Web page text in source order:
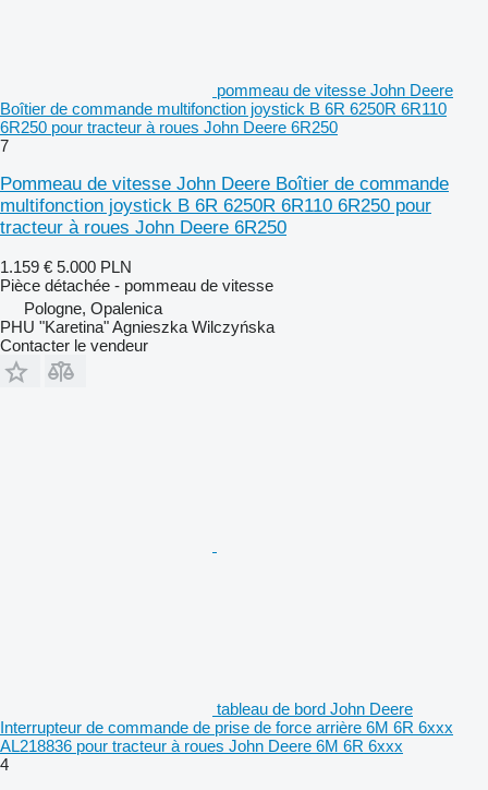
pommeau de vitesse John Deere
Boîtier de commande multifonction joystick B 6R 6250R 6R110
6R250 pour tracteur à roues John Deere 6R250
7
Pommeau de vitesse John Deere Boîtier de commande
multifonction joystick B 6R 6250R 6R110 6R250 pour
tracteur à roues John Deere 6R250
1.159 € 5.000 PLN
Pièce détachée - pommeau de vitesse
Pologne, Opalenica
PHU "Karetina" Agnieszka Wilczyńska
Contacter le vendeur
tableau de bord John Deere
Interrupteur de commande de prise de force arrière 6M 6R 6xxx
AL218836 pour tracteur à roues John Deere 6M 6R 6xxx
4